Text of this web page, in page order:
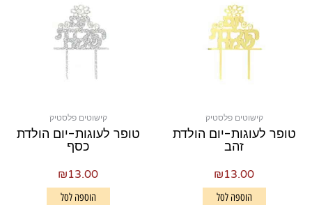
קישוטים פלסטיק
טופר לעוגות-יום הולדת
זהב
₪13.00
הוספה לסל
קישוטים פלסטיק
טופר לעוגות-יום הולדת
כסף
₪13.00
הוספה לסל